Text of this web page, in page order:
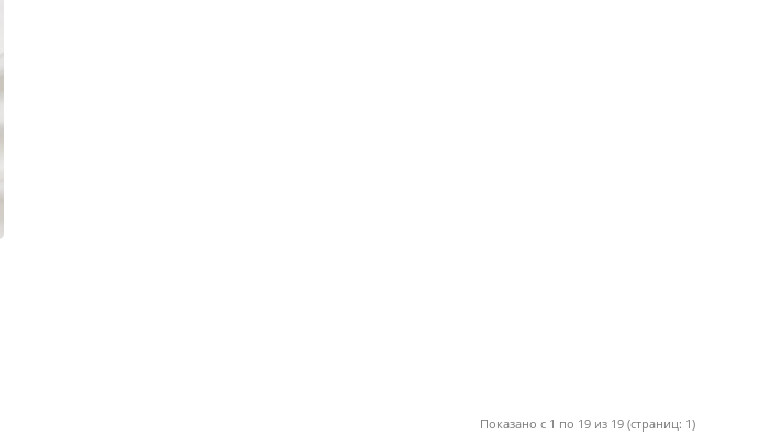
Показано с 1 по 19 из 19 (страниц: 1)